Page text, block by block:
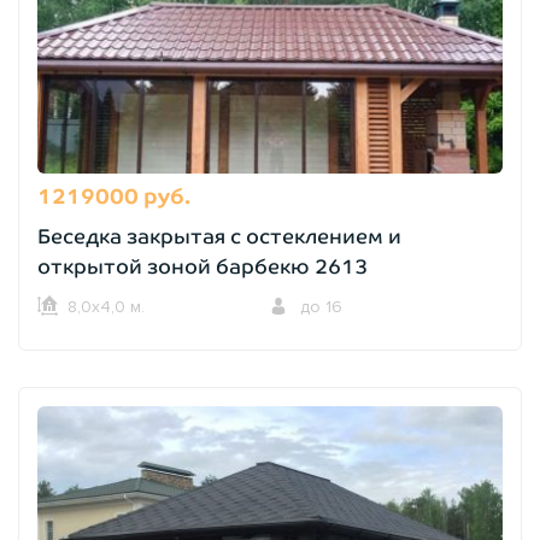
1219000 руб.
Беседка закрытая с остеклением и
открытой зоной барбекю 2613
8,0х4,0 м. до 16